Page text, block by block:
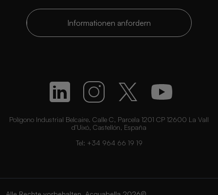
Informationen anfordern
Polígono Industrial Belcaire. Calle C, Parcela 1201 CP 12600 La Vall
d’Uixó, Castellón, España
Tel: +34 964 66 19 19